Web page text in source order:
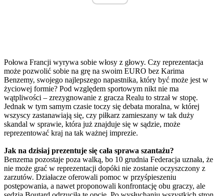
Połowa Francji wyrywa sobie włosy z głowy. Czy reprezentacja
może pozwolić sobie na grę na swoim EURO bez Karima
Benzemy, swojego najlepszego napastnika, który być może jest w
życiowej formie? Pod względem sportowym nikt nie ma
wątpliwości – zrezygnowanie z gracza Realu to strzał w stopę.
Jednak w tym samym czasie toczy się debata moralna, w której
wszyscy zastanawiają się, czy piłkarz zamieszany w tak duży
skandal w sprawie, która już znajduje się w sądzie, może
reprezentować kraj na tak ważnej imprezie.
Jak na dzisiaj prezentuje się cała sprawa szantażu?
Benzema pozostaje poza walką, bo 10 grudnia Federacja uznała, że
nie może grać w reprezentacji dopóki nie zostanie oczyszczony z
zarzutów. Działacze oferowali pomoc w przyśpieszeniu
postępowania, a nawet proponowali konfrontację obu graczy, ale